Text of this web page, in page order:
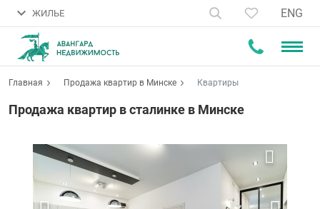
ЖИЛЬЕ ENG
Главная Продажа квартир в Минске Квартиры
Продажа квартир в сталинке в Минске